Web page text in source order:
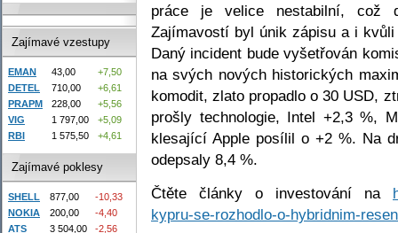
práce je velice nestabilní, což
Zajímavostí byl únik zápisu a i
Daný incident bude vyšetřován
na svých nových historických
komodit, zlato propadlo o 30 USD,
prošly technologie, Intel +2,3 %,
klesající Apple posílil o +2 %. Na
odepsaly 8,4 %.
Čtěte články o investování na
kypru-se-rozhodlo-o-hybridnim-
Zajímavé vzestupy
EMAN 43,00
+7,50
DETEL
710,00
+6,61
PRAPM
228,00
+5,56
VIG
1 797,00
+5,09
RBI
1 575,50 +4,61
Zajímavé poklesy
SHELL 877,00
-10,33
NOKIA
200,00
-4,40
ATS
3 504,00
-2,56